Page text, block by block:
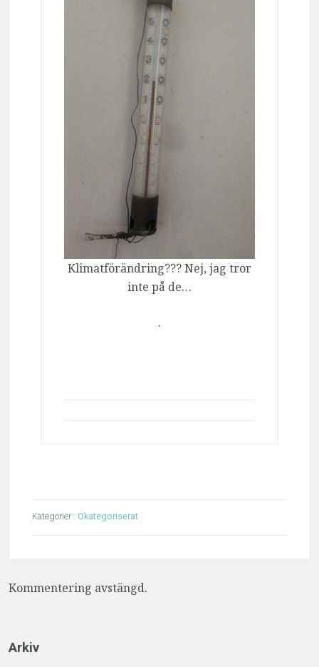
Klimatförändring??? Nej, jag tror
inte på de…
.
Kategorier : Okategoriserat
Kommentering avstängd.
Arkiv